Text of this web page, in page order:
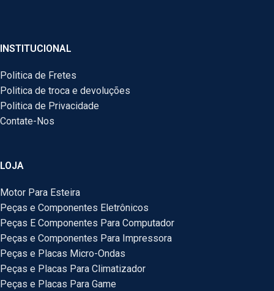
INSTITUCIONAL
Politica de Fretes
Politica de troca e devoluções
Politica de Privacidade
Contate-Nos
LOJA
Motor Para Esteira
Peças e Componentes Eletrônicos
Peças E Componentes Para Computador
Peças e Componentes Para Impressora
Peças e Placas Micro-Ondas
Peças e Placas Para Climatizador
Peças e Placas Para Game